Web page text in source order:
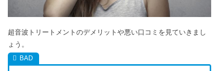
超音波トリートメントのデメリットや悪い口コミを見ていきまし
ょう。